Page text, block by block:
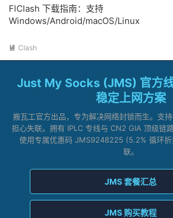
FlClash 下载指南：支持
Windows/Android/macOS/Linux
 Clash
Just My Socks (JMS) 官方
稳定上网方案
搬瓦工官方出品，专为解决网络封锁而生。支
担心失联。拥有 IPLC 专线与 CN2 GIA 顶级链
使用专属优惠码 JMS9248225 (5.2% 循环折
联。
JMS 套餐汇总
JMS 购买教程